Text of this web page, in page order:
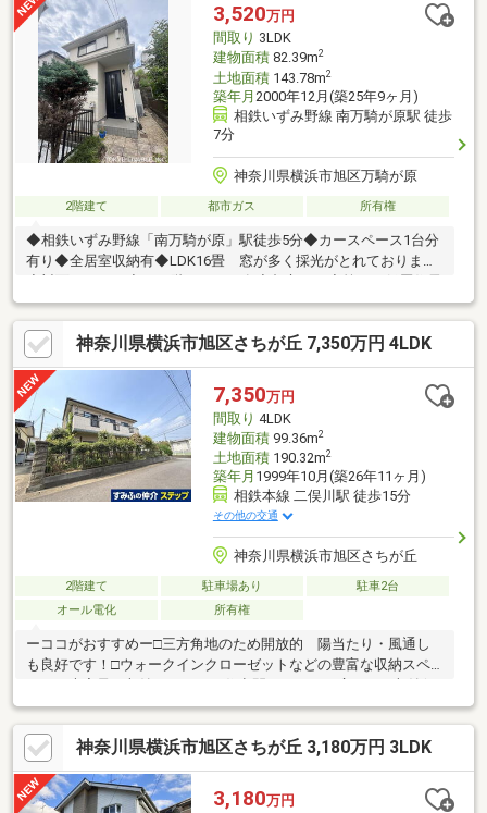
3,520万円
間取り 3LDK
建物面積82.39m2
土地面積143.78m2
築年月 2000年12月(築25年9ヶ月)
相鉄いずみ野線 南万騎が原駅 徒歩
7分
神奈川県横浜市旭区万騎が原
2階建て 都市ガス 所有権
◆相鉄いずみ野線「南万騎が原」駅徒歩5分◆カースペース1台分
有り◆全居室収納有◆LDK16畳 窓が多く採光がとれております
専用地域
神奈川県横浜市旭区さちが丘 7,350万円 4LDK
7,350万円
間取り 4LDK
建物面積99.36m2
土地面積190.32m2
築年月 1999年10月(築26年11ヶ月)
相鉄本線 二俣川駅 徒歩15分
その他の交通
神奈川県横浜市旭区さちが丘
2階建て 駐車場あり
駐車2台
オール電化
所有権
ーココがおすすめー□三方角地のため開放的 陽当たり・風通し
も良好です！□ウォークインクローゼットなどの豊富な収納スペ
利なロフト付で、お部屋もスッキリ！□リビングへの臭いが気に
ならない独立型キッチン 火を使わないＩＨクッキングヒーター
はお子様にも安心□環境と家計に優しいオール電化住宅！□お子様
のお留守番にも安心なＴＶモニタ付インターホン
神奈川県横浜市旭区さちが丘 3,180万円 3LDK
3,180万円